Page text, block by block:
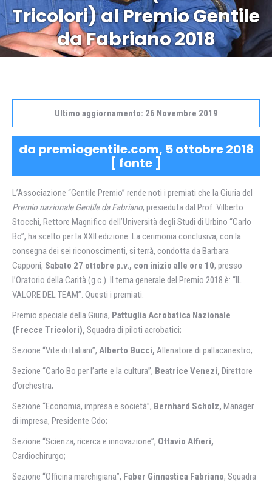
Tricolori) al Premio Gentile
da Fabriano 2018
Tu sei qui:
Ultimo aggiornamento: 26 Novembre 2019
da premiogentile.com, 5 ottobre 2018
[ fonte ]
L’Associazione “Gentile Premio” rende noti i premiati che la Giuria del
Premio nazionale Gentile da Fabriano, presieduta dal Prof. Vilberto
Stocchi, Rettore Magnifico dell’Università degli Studi di Urbino “Carlo
Bo”, ha scelto per la XXII edizione. La cerimonia conclusiva, con la
consegna dei sei riconoscimenti, si terrà, condotta da Barbara
Capponi, Sabato 27 ottobre p.v., con inizio alle ore 10, presso
l’Oratorio della Carità (g.c.). Il tema generale del Premio 2018 è: “IL
VALORE DEL TEAM”. Questi i premiati:
Premio speciale della Giuria, Pattuglia Acrobatica Nazionale
(Frecce Tricolori), Squadra di piloti acrobatici;
Sezione “Vite di italiani”, Alberto Bucci, Allenatore di pallacanestro;
Sezione “Carlo Bo per l’arte e la cultura”, Beatrice Venezi, Direttore
d’orchestra;
Sezione “Economia, impresa e società”, Bernhard Scholz, Manager
di impresa, Presidente Cdo;
Sezione “Scienza, ricerca e innovazione”, Ottavio Alfieri,
Cardiochirurgo;
Sezione “Officina marchigiana”, Faber Ginnastica Fabriano, Squadra